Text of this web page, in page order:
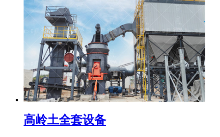
高岭土全套设备